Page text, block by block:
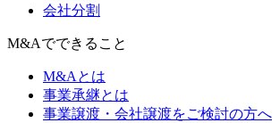
会社分割
M&Aでできること
M&Aとは
事業承継とは
事業譲渡・会社譲渡をご検討の方へ